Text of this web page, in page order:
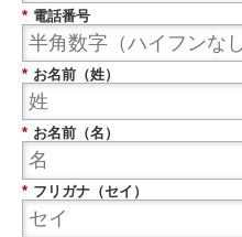
* 電話番号
* お名前（姓）
* お名前（名）
* フリガナ（セイ）